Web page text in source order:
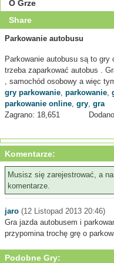
O Grze
Share
Parkowanie autobusu
Parkowanie autobusu są to
trzeba zaparkować autobus .
, samochód osobowy a więc
gry parkowanie, parkowanie,
parkowanie online, gry, gra
Zagrano: 18,651
Komentarze:
Musisz się zarejestrować, a
komentarze.
jaro (12 Listopad 2013 20:46)
Gra jazda autobusem i
przypomina trochę grę o
Podobne Gry: